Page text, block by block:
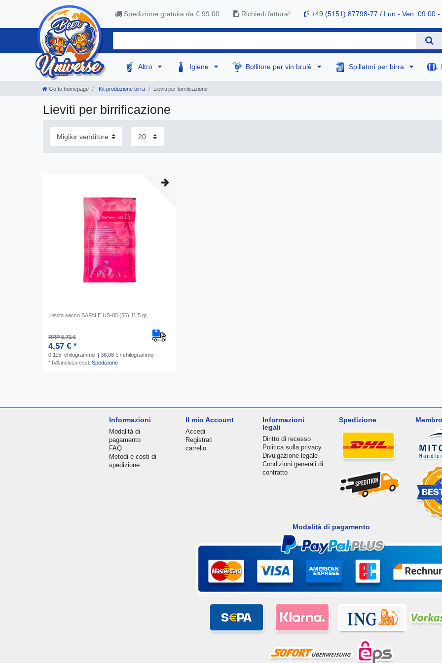
Spedizione gratuita da € 99,00 Richiedi fattura! +49 (5151) 87798-77 / Lun - Ven: 09:00 -
Altro Igiene Bollitore per vin brulè Spillatori per birra
Go to homepage Kit produzione birra Lieviti per birrificazione
Lieviti per birrificazione
Lievito secco SAFALE US-05 (56) 11,5 gr
RRP 5,71 €
4,57 € *
0.115 chilogrammo | 38,08 € / chilogrammo
* IVA inclusa escl.Spedizione
Informazioni
Modalità di
pagamento
FAQ
Metodi e costi di
spedizione
Il mio Account
Accedi
Registrati
carrello
Informazioni
legali
Diritto di recesso
Politica sulla privacy
Divulgazione legale
Condizioni generali di
contratto
Spedizione
Modalità di pagamento